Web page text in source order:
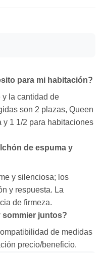
para mi habitación?
la cantidad de
son 2 plazas, Queen
y 1 1/2 para habitaciones
de espuma y
y silenciosa; los
y respuesta. La
de firmeza.
juntos?
de medidas
precio/beneficio.